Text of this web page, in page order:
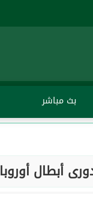
بث مباشر
أبطال أوروبا